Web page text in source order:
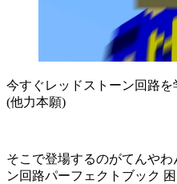
今すぐレッドストーン回路を
(他力本願)
そこで登場するのがてんや
ン回路パーフェクトブック